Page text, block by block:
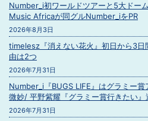
Number_i初ワールドツアーと5大ドー
Music Africaが同グルNumber_iをPR
2026年8月3日
timelesz『消えない花火』初日から3日
由は2つ
2026年7月31日
Number_i『BUGS LIFE』はグラミー
微妙/ 平野紫耀『グラミー賞行きたい』
2026年7月31日